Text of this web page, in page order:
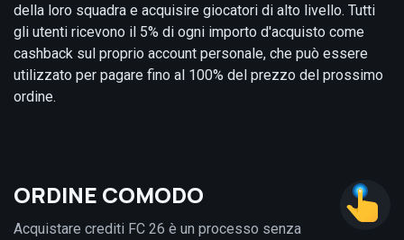
della loro squadra e acquisire giocatori di alto livello. Tutti
gli utenti ricevono il 5% di ogni importo d'acquisto come
cashback sul proprio account personale, che può essere
utilizzato per pagare fino al 100% del prezzo del prossimo
ordine.
ORDINE COMODO
Acquistare crediti FC 26 è un processo senza